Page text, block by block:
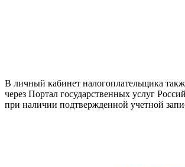
В личный кабинет налогоплательщика
через Портал государственных услуг
при наличии подтвержденной учетной